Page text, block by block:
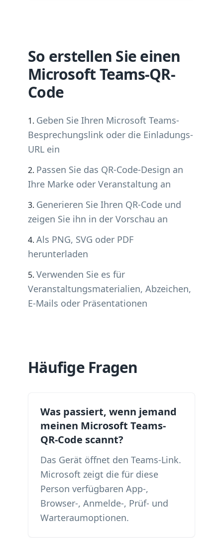
So erstellen Sie einen
Microsoft Teams-QR-
Code
Geben Sie Ihren Microsoft Teams-
Besprechungslink oder die Einladungs-
URL ein
Passen Sie das QR-Code-Design an
Ihre Marke oder Veranstaltung an
Generieren Sie Ihren QR-Code und
zeigen Sie ihn in der Vorschau an
Als PNG, SVG oder PDF
herunterladen
Verwenden Sie es für
Veranstaltungsmaterialien, Abzeichen,
E-Mails oder Präsentationen
Häufige Fragen
Was passiert, wenn jemand
meinen Microsoft Teams-
QR-Code scannt?
Das Gerät öffnet den Teams-Link.
Microsoft zeigt die für diese
Person verfügbaren App-,
Browser-, Anmelde-, Prüf- und
Warteraumoptionen.